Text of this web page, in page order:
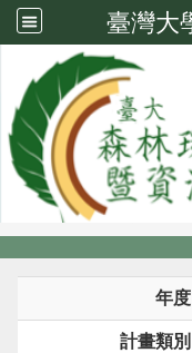
臺灣大
系所成員
系所成員
年度
計畫類別